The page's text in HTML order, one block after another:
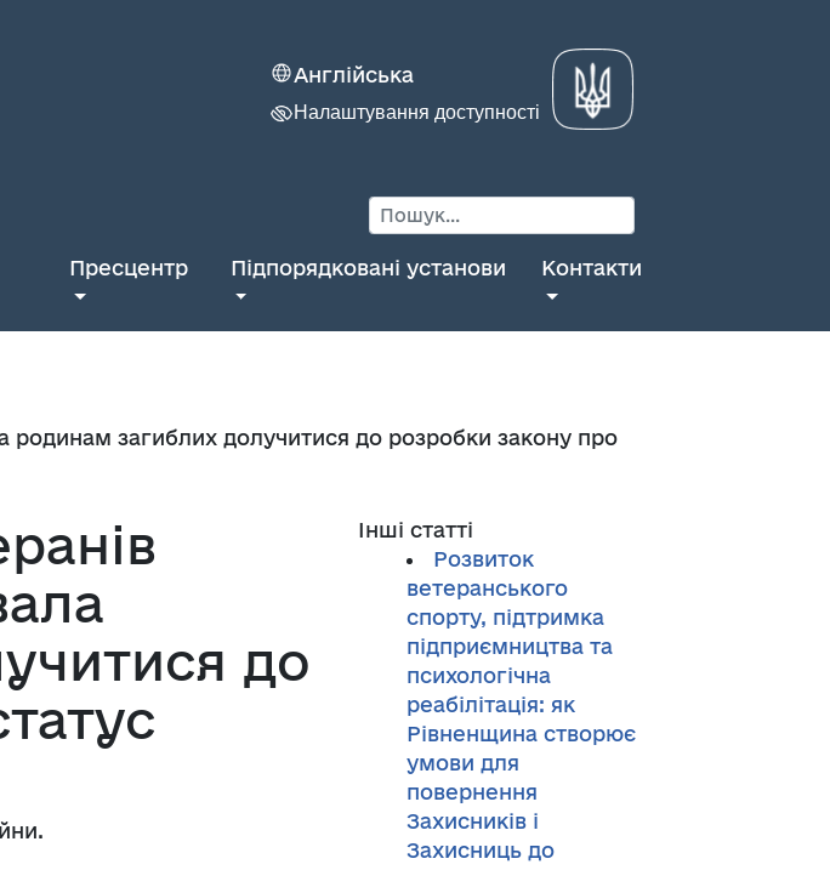
Англійська
Налаштування доступності
Пресцентр Підпорядковані установи Контакти
родинам загиблих долучитися до розробки закону про
до
Інші статті
Розвиток
ветеранського
спорту, підтримка
підприємництва та
психологічна
реабілітація: як
Рівненщина створює
умови для
повернення
Захисників і
Захисниць до